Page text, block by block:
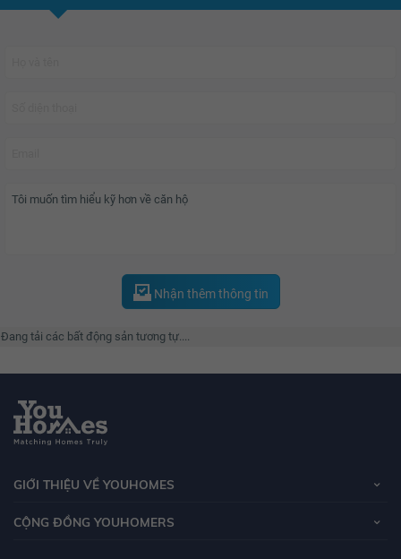
Khu đô thị Phú Mỹ Hưng, đồng thời dễ dàng tận hưởng những tiện ích hàng
Nhận thêm thông tin
tải các bất động sản tương tự....
GIỚI THIỆU VỀ YOUHOMES
CỘNG ĐỒNG YOUHOMERS